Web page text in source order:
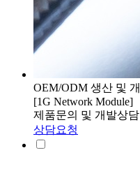
OEM/ODM 생산 및
[1G Network Module]
제품문의 및 개발상담
상담요청